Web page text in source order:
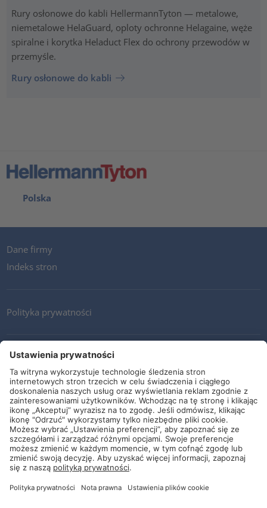
Rury osłonowe do kabli HellermannTyton — metalowe,
niemetalowe HelaGuard, oploty ochronne Helagaine, węże
spiralne i korytka Heladuct Flex do ochrony przewodów w
przemyśle.
Rury osłonowe do kabli
Polska
Dane firmy
Indeks stron
Polityka prywatności
Kontakt
Newsletter
Ogólne warunki i dostawy
Wytyczne i zobowiązania
Media społecznościowe